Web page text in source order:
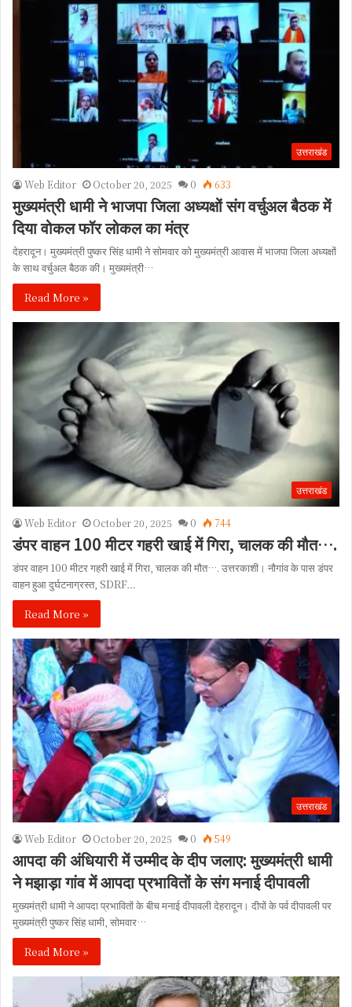
उत्तराखंड
Web Editor October 20, 2025 0 633
मुख्यमंत्री धामी ने भाजपा जिला अध्यक्षों संग वर्चुअल बैठक में
दिया वोकल फॉर लोकल का मंत्र
देहरादून। मुख्यमंत्री पुष्कर सिंह धामी ने सोमवार को मुख्यमंत्री आवास में भाजपा जिला अध्यक्षों
के साथ वर्चुअल बैठक की। मुख्यमंत्री…
Read More »
उत्तराखंड
Web Editor October 20, 2025 0 744
डंपर वाहन 100 मीटर गहरी खाई में गिरा, चालक की मौत….
डंपर वाहन 100 मीटर गहरी खाई में गिरा, चालक की मौत…. उत्तरकाशी। नौगांव के पास डंपर
वाहन हुआ दुर्घटनाग्रस्त, SDRF…
Read More »
उत्तराखंड
Web Editor October 20, 2025 0 549
आपदा की अंधियारी में उम्मीद के दीप जलाए: मुख्यमंत्री धामी
ने मझाड़ा गांव में आपदा प्रभावितों के संग मनाई दीपावली
मुख्यमंत्री धामी ने आपदा प्रभावितों के बीच मनाई दीपावली देहरादून। दीपों के पर्व दीपावली पर
मुख्यमंत्री पुष्कर सिंह धामी, सोमवार…
Read More »